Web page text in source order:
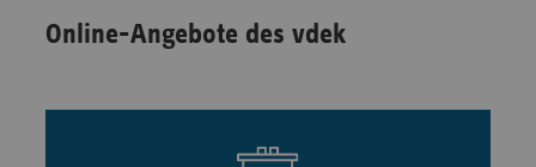
Online-Angebote des vdek